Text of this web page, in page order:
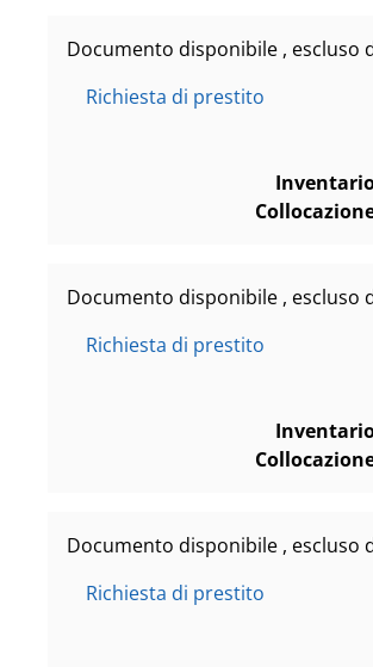
Documento disponibile ,
Richiesta di prestito
Documento disponibile ,
Richiesta di prestito
Documento disponibile ,
Richiesta di prestito